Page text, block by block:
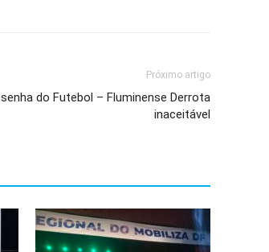
Próximo artigo
do Futebol – Fluminense Derrota
inaceitável